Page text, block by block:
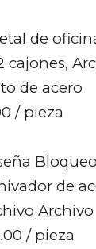
de
cajones,
de acero
/ pieza
de
Archivo
/ pieza